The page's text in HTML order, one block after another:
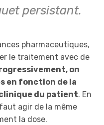
persistant.
pharmaceutiques,
le traitement avec de
on
en fonction de la
du patient. En
agir de la même
la dose.